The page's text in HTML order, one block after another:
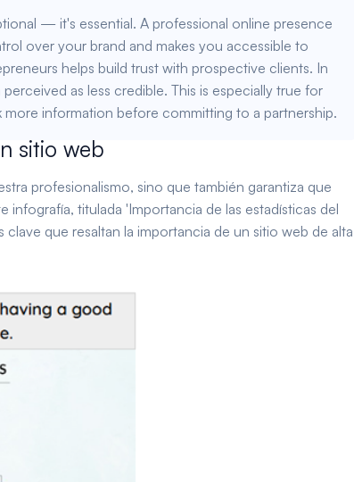
— it's essential. A professional online presence
over your brand and makes you accessible to
helps build trust with prospective clients. In
as less credible. This is especially true for
information before committing to a partnership.
sitio web
profesionalismo, sino que también garantiza que
titulada 'Importancia de las estadísticas del
clave que resaltan la importancia de un sitio web de alta